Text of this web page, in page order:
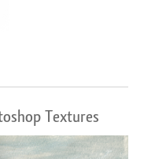
Textures